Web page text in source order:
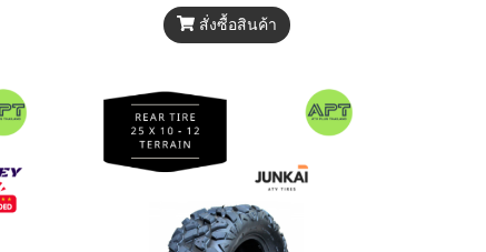
สั่งซื้อสินค้า